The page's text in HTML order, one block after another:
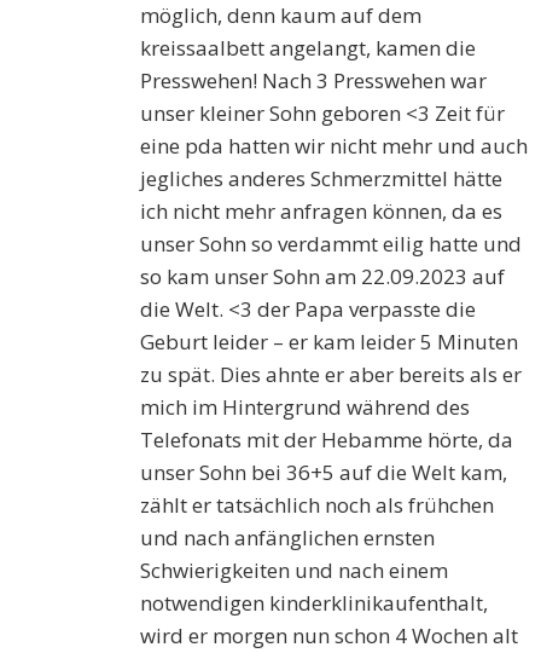
möglich, denn kaum auf dem
kreissaalbett angelangt, kamen die
Presswehen! Nach 3 Presswehen war
unser kleiner Sohn geboren <3 Zeit für
eine pda hatten wir nicht mehr und auch
jegliches anderes Schmerzmittel hätte
ich nicht mehr anfragen können, da es
unser Sohn so verdammt eilig hatte und
so kam unser Sohn am 22.09.2023 auf
die Welt. <3 der Papa verpasste die
Geburt leider – er kam leider 5 Minuten
zu spät. Dies ahnte er aber bereits als er
mich im Hintergrund während des
Telefonats mit der Hebamme hörte, da
unser Sohn bei 36+5 auf die Welt kam,
zählt er tatsächlich noch als frühchen
und nach anfänglichen ernsten
Schwierigkeiten und nach einem
notwendigen kinderklinikaufenthalt,
wird er morgen nun schon 4 Wochen alt